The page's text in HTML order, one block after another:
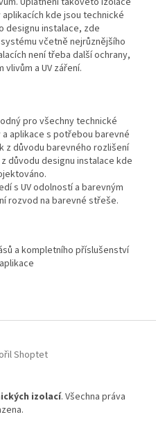
aplikacích kde jsou technické
designu instalace, zde
včetně nejrůznějšího
není třeba další ochrany,
a UV záření.
pro všechny technické
aplikace s potřebou barevné
z důvodu barevného rozlišení
důvodu designu instalace kde
s UV odolností a barevným
rozvod na barevné střeše.
a kompletního příslušenství
Shoptet
izolací. Všechna práva